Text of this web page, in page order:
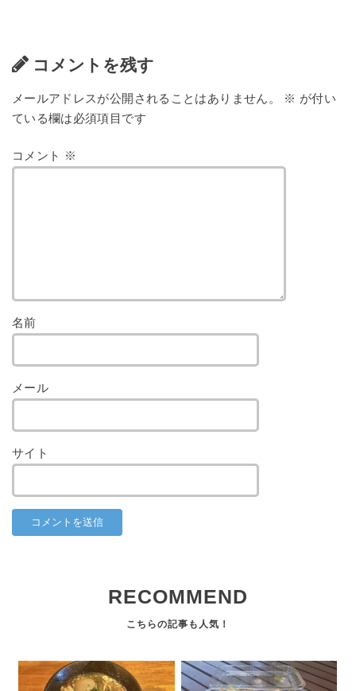
コメントを残す
メールアドレスが公開されることはありません。 ※ が付い
ている欄は必須項目です
コメント ※
名前
メール
サイト
RECOMMEND